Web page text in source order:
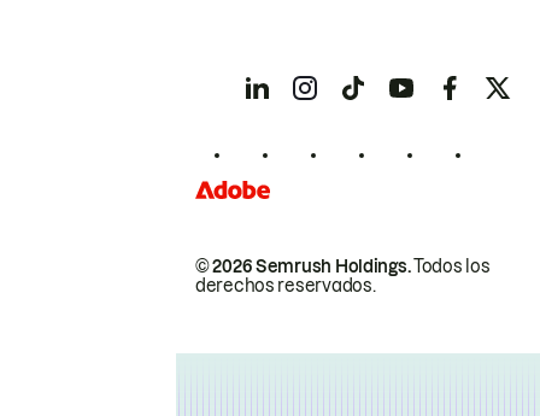
© 2026 Semrush Holdings.Todos los
derechos reservados.